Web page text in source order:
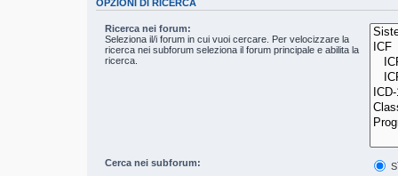
OPZIONI DI RICERCA
Ricerca nei forum:
Seleziona il/i forum in cui vuoi cercare. Per velocizzare la
ricerca nei subforum seleziona il forum principale e abilita la
ricerca.
Cerca nei subforum: